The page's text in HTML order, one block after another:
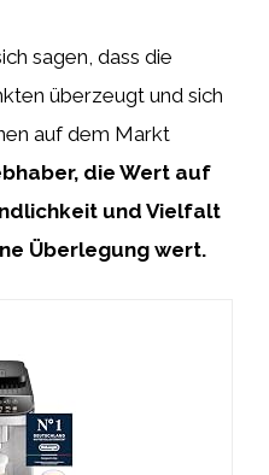
sagen, dass die
überzeugt und sich
auf dem Markt
die Wert auf
und Vielfalt
Überlegung wert.